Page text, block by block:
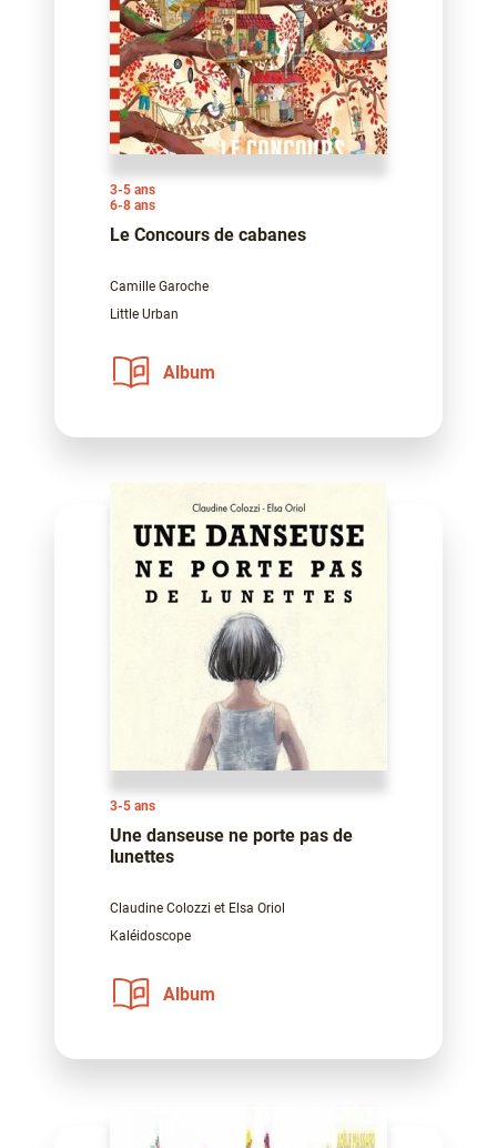
3-5 ans
6-8 ans
Le Concours de cabanes
Camille Garoche
Little Urban
Album
3-5 ans
Une danseuse ne porte pas de
lunettes
Claudine Colozzi et Elsa Oriol
Kaléidoscope
Album